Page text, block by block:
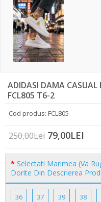
ADIDASI DAMA CASUAL
FCL805 T6-2
Cod produs: FCL805
250,00Lei 79,00LEI
Selectati Marimea (Va
Dorite Din Descrierea
36 37 39 38